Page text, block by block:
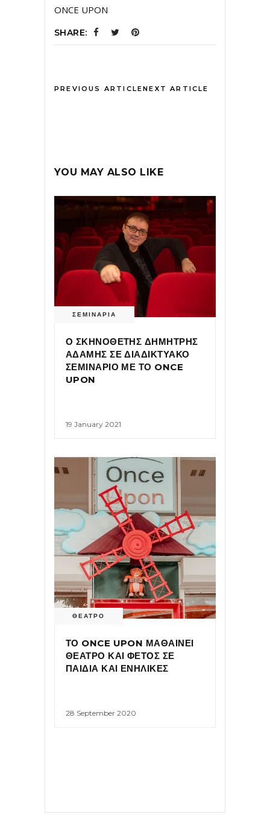
ONCE UPON
SHARE:
PREVIOUS ARTICLENEXT ARTICLE
YOU MAY ALSO LIKE
ΣΕΜΙΝΑΡΙΑ
Ο ΣΚΗΝΟΘΕΤΗΣ ΔΗΜΗΤΡΗΣ
ΑΔΑΜΗΣ ΣΕ ΔΙΑΔΙΚΤΥΑΚΟ
ΣΕΜΙΝΑΡΙΟ ΜΕ ΤΟ ONCE
UPON
19 January 2021
ΘΕΑΤΡΟ
ΤΟ ONCE UPON ΜΑΘΑΙΝΕΙ
ΘΕΑΤΡΟ ΚΑΙ ΦΕΤΟΣ ΣΕ
ΠΑΙΔΙΑ ΚΑΙ ΕΝΗΛΙΚΕΣ
28 September 2020